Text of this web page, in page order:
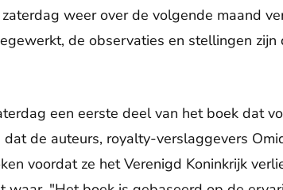
weer over de volgende maand
de observaties en stellingen
een eerste deel van het boek dat
de auteurs, royalty-verslaggevers
voordat ze het Verenigd Koninkrijk